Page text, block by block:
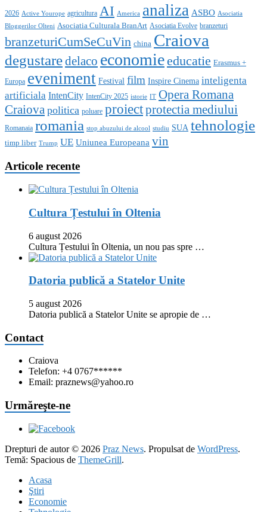
2026 Active Yourope agricultura AI America analiza ASBO Asociatia
Bloggerilor Olteni Asociatia Culturala BranArt Asociatia Evolve branzeturi
branzeturiCumSeCuVin china Craiova
degustaredelaco economieeducatie Erasmus +
Europa eveniment Festival film Inspire Cinema inteligenta
artificiala IntenCity IntenCity 2025 istorie IT Opera Romana
Craiova politica poluare proiectprotectia mediului
Romanaia romania stop abuzului de alcool studiu SUA tehnologie
timp liber Trump UE Uniunea Europeana vin
Articole recente
Cultura Țestului în Oltenia
6 august 2026
Cultura Țestului în Oltenia, un nou pas spre …
Datoria publică a Statelor Unite
5 august 2026
Datoria publică a Statelor Unite se apropie de …
Contact
Craiova
Telefon: +4 0767******
Email: praznews@yahoo.ro
Urmăreşte-ne
Drepturi de autor © 2026 Praz News. Propulsat de WordPress.
Temă: Spacious de ThemeGrill.
Acasa
Ştiri
Economie